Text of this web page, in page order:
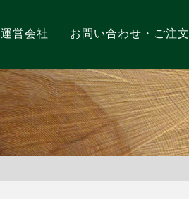
運営会社 お問い合わせ・ご注文